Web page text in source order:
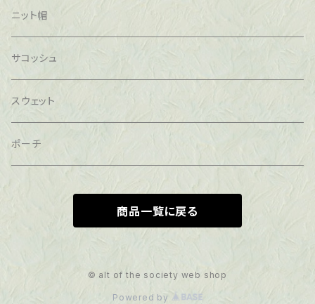
ニット帽
サコッシュ
スウェット
ポーチ
商品一覧に戻る
© alt of the society web shop
Powered by